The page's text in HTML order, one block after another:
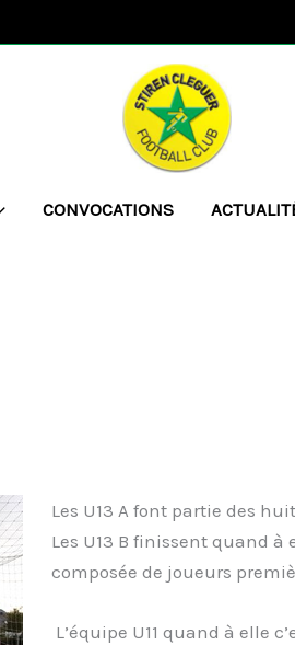
CONVOCATIONS
Les U13 A font partie des
Les U13 B finissent quand
composée de joueurs
L’équipe U11 quand à elle